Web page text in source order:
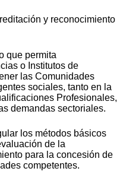
y reconocimiento
que permita
o Institutos de
las Comunidades
sociales, tanto en la
Profesionales,
demandas sectoriales.
los métodos básicos
de la
para la concesión de
competentes.